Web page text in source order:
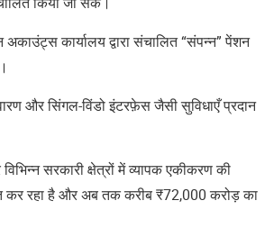
कार्यालय द्वारा संचालित “संपन्न” पेंशन
और सिंगल-विंडो इंटरफ़ेस जैसी सुविधाएँ प्रदान
सरकारी क्षेत्रों में व्यापक एकीकरण की
कर रहा है और अब तक करीब ₹72,000 करोड़ का